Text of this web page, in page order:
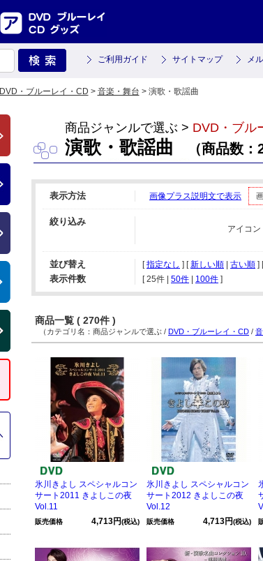
ご利用ガイド サイトマップ メ
DVD・ブルーレイ・CD > 音楽・舞台 > 演歌・歌謡曲
商品ジャンルで選ぶ > DVD・ブル
演歌・歌謡曲 （商品数：
表示方法 画像プラス説明文で表示
絞り込み
アイコン
並び替え [指定なし ] [新しい順 古い順 ]
表示件数 [ 25件 50件 100件 ]
商品一覧 ( 270件 )
（カテゴリ名：商品ジャンルで選ぶ / DVD・ブルーレイ・CD /
氷川きよし スペシャルコン
サート2011 きよしこの夜
Vol.11
販売価格 4,713円(税込)
氷川きよし スペシャルコン
サート2012 きよしこの夜
Vol.12
販売価格 4,713円(税込)